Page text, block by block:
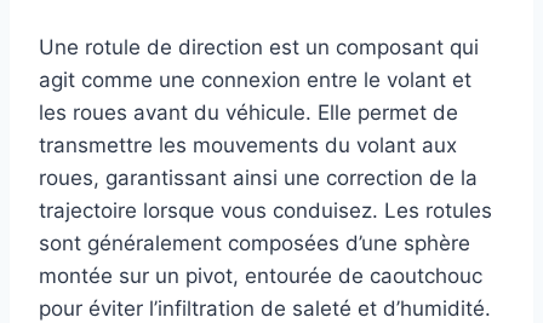
Une rotule de direction est un composant qui
agit comme une connexion entre le volant et
les roues avant du véhicule. Elle permet de
transmettre les mouvements du volant aux
roues, garantissant ainsi une correction de la
trajectoire lorsque vous conduisez. Les rotules
sont généralement composées d’une sphère
montée sur un pivot, entourée de caoutchouc
pour éviter l’infiltration de saleté et d’humidité.